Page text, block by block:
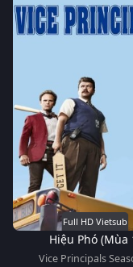
Full HD Vietsub
Hiệu Phó (Mùa
Vice Principals